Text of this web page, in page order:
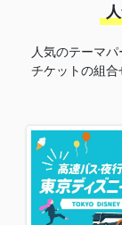
人気のテーマ
チケットの組合